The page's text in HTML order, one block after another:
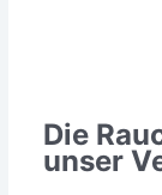
Die
unser